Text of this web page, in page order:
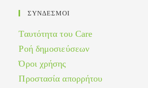
ΣΥΝΔΕΣΜΟΙ
Ταυτότητα του Care
Ροή δημοσιεύσεων
Όροι χρήσης
Προστασία απορρήτου